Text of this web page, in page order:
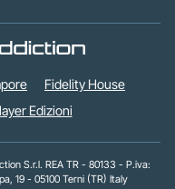
Fidelity House
Edizioni
S.r.l. REA TR - 80133 - P.iva:
19 - 05100 Terni (TR) Italy